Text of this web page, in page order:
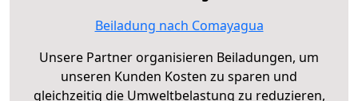
Beiladung nach Comayagua
Unsere Partner organisieren Beiladungen, um
unseren Kunden Kosten zu sparen und
gleichzeitig die Umweltbelastung zu reduzieren,